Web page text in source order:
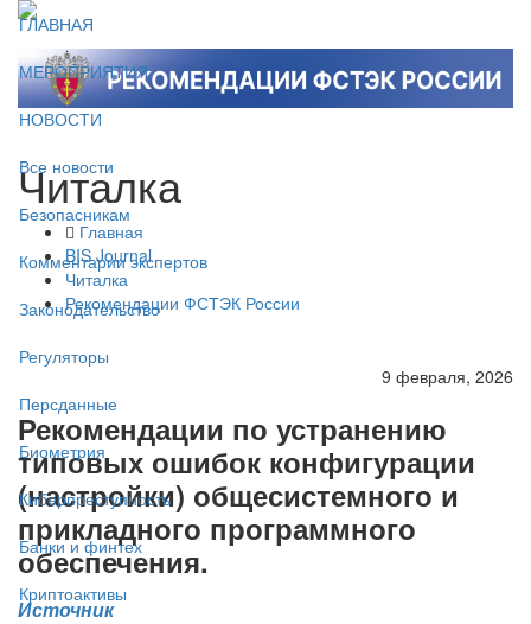
ГЛАВНАЯ
МЕРОПРИЯТИЯ
НОВОСТИ
Все новости
Безопасникам
Комментарии экспертов
Законодательство
Регуляторы
Персданные
Биометрия
Киберпреступность
Банки и финтех
Криптоактивы
Читалка
Главная
BIS Journal
Читалка
Рекомендации ФСТЭК России
9 февраля, 2026
Рекомендации по устранению
типовых ошибок конфигурации
(настройки) общесистемного и
прикладного программного
обеспечения.
Источник